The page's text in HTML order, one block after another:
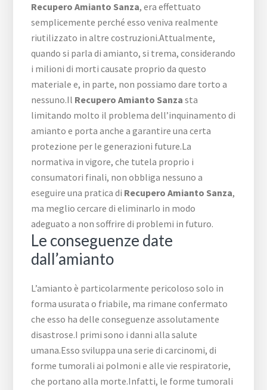
Recupero Amianto Sanza, era effettuato
semplicemente perché esso veniva realmente
riutilizzato in altre costruzioni.Attualmente,
quando si parla di amianto, si trema, considerando
i milioni di morti causate proprio da questo
materiale e, in parte, non possiamo dare torto a
nessuno.Il Recupero Amianto Sanza sta
limitando molto il problema dell’inquinamento di
amianto e porta anche a garantire una certa
protezione per le generazioni future.La
normativa in vigore, che tutela proprio i
consumatori finali, non obbliga nessuno a
eseguire una pratica di Recupero Amianto Sanza,
ma meglio cercare di eliminarlo in modo
adeguato a non soffrire di problemi in futuro.
Le conseguenze date
dall’amianto
L’amianto è particolarmente pericoloso solo in
forma usurata o friabile, ma rimane confermato
che esso ha delle conseguenze assolutamente
disastrose.I primi sono i danni alla salute
umana.Esso sviluppa una serie di carcinomi, di
forme tumorali ai polmoni e alle vie respiratorie,
che portano alla morte.Infatti, le forme tumorali